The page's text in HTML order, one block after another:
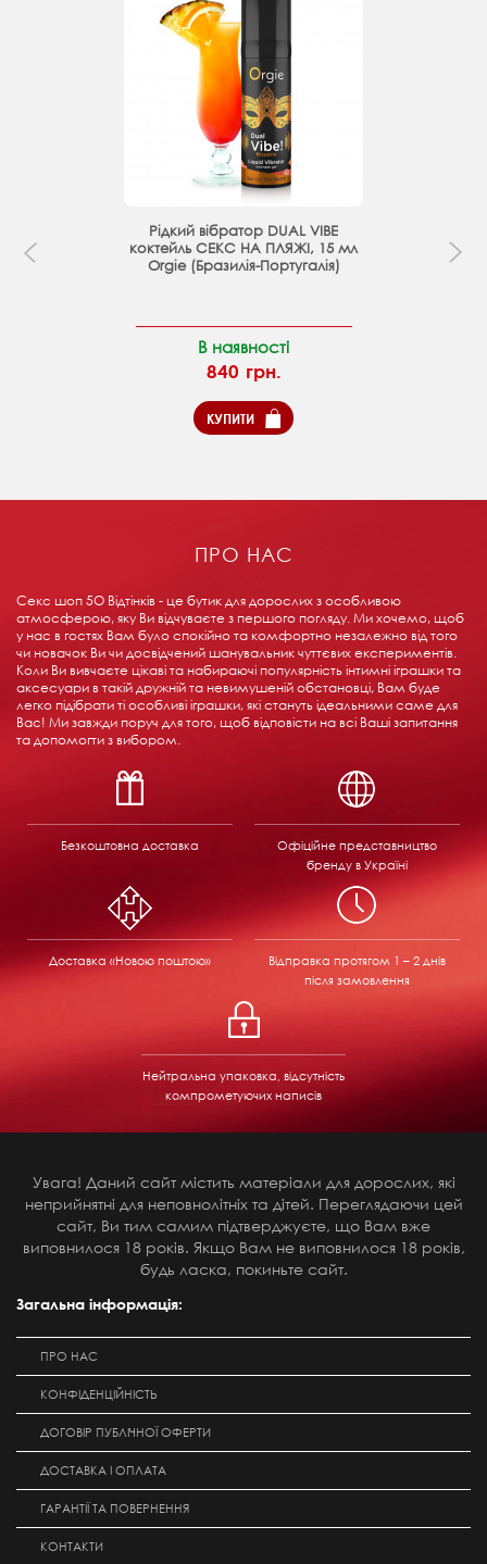
Рідкий вібратор DUAL VIBE
коктейль СЕКС НА ПЛЯЖІ, 15 мл
Orgie (Бразилія-Португалія)
В наявності
840 грн.
КУПИТИ
ПРО НАС
Секс шоп 5О Відтінків - це бутик для дорослих з особливою
атмосферою, яку Ви відчуваєте з першого погляду. Ми хочемо, щоб
у нас в гостях Вам було спокійно та комфортно незалежно від того
чи новачок Ви чи досвідчений шанувальник чуттєвих експериментів.
Коли Ви вивчаєте цікаві та набираючі популярність інтимні іграшки та
аксесуари в такій дружній та невимушеній обстановці, Вам буде
легко підібрати ті особливі іграшки, які стануть ідеальними саме для
Вас! Ми завжди поруч для того, щоб відповісти на всі Ваші запитання
та допомогти з вибором.
Безкоштовна доставка
Офіційне представництво
бренду в Україні
Доставка «Новою поштою» Відправка протягом 1 – 2 днів
після замовлення
Нейтральна упаковка, відсутність
компрометуючих написів
Увага! Даний сайт містить матеріали для дорослих, які
неприйнятні для неповнолітніх та дітей. Переглядаючи цей
сайт, Ви тим самим підтверджуєте, що Вам вже
виповнилося 18 років. Якщо Вам не виповнилося 18 років,
будь ласка, покиньте сайт.
Загальна інформація:
ПРО НАС
КОНФІДЕНЦІЙНІСТЬ
ДОГОВІР ПУБЛІЧНОЇ ОФЕРТИ
ДОСТАВКА І ОПЛАТА
ГАРАНТІЇ ТА ПОВЕРНЕННЯ
КОНТАКТИ